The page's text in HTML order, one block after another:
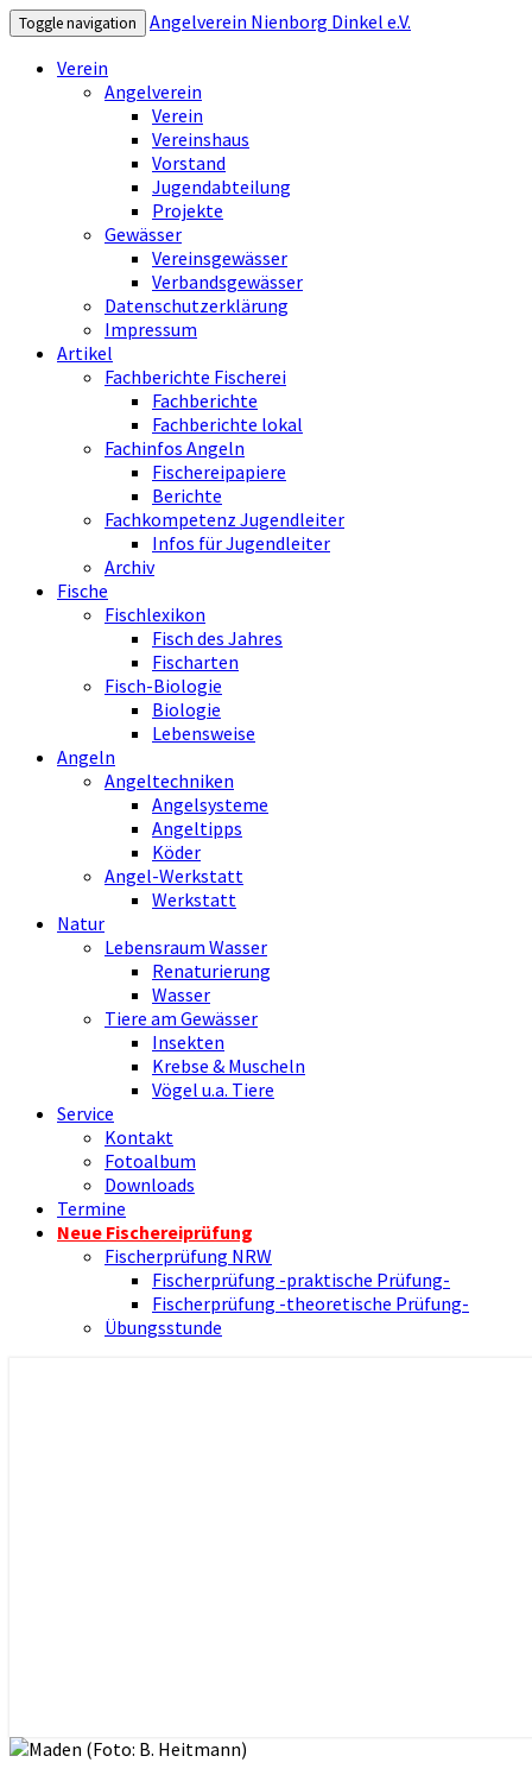
Toggle navigation
Angelverein Nienborg Dinkel e.V.
Verein
Angelverein
Verein
Vereinshaus
Vorstand
Jugendabteilung
Projekte
Gewässer
Vereinsgewässer
Verbandsgewässer
Datenschutzerklärung
Impressum
Artikel
Fachberichte Fischerei
Fachberichte
Fachberichte lokal
Fachinfos Angeln
Fischereipapiere
Berichte
Fachkompetenz Jugendleiter
Infos für Jugendleiter
Archiv
Fische
Fischlexikon
Fisch des Jahres
Fischarten
Fisch-Biologie
Biologie
Lebensweise
Angeln
Angeltechniken
Angelsysteme
Angeltipps
Köder
Angel-Werkstatt
Werkstatt
Natur
Lebensraum Wasser
Renaturierung
Wasser
Tiere am Gewässer
Insekten
Krebse & Muscheln
Vögel u.a. Tiere
Service
Kontakt
Fotoalbum
Downloads
Termine
Neue Fischereiprüfung
Fischerprüfung NRW
Fischerprüfung -praktische Prüfung-
Fischerprüfung -theoretische Prüfung-
Übungsstunde